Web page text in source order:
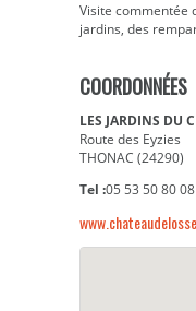
Visite commentée
jardins, des
COORDONNÉES
LES JARDINS DU
Route des Eyzies
THONAC (24290)
Tel :05 53 50 80 08